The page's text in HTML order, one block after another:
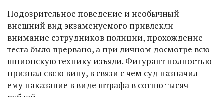
Подозрительное поведение и необычный
внешний вид экзаменуемого привлекли
внимание сотрудников полиции, прохождение
теста было прервано, а при личном досмотре всю
шпионскую технику изъяли. Фигурант полностью
признал свою вину, в связи с чем суд назначил
ему наказание в виде штрафа в сотню тысяч